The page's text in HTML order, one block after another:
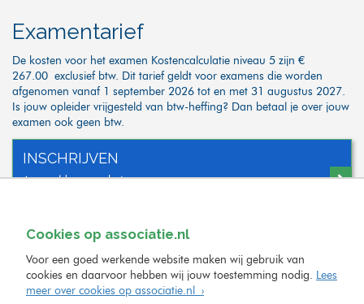
Examentarief
De kosten voor het examen Kostencalculatie niveau 5 zijn €
267.00 exclusief btw. Dit tarief geldt voor examens die worden
afgenomen vanaf 1 september 2026 tot en met 31 augustus 2027.
Is jouw opleider vrijgesteld van btw-heffing? Dan betaal je over jouw
examen ook geen btw.
INSCHRIJVEN
Aanmelden voor het examen
Cookies op associatie.nl
Voor een goed werkende website maken wij gebruik van
cookies en daarvoor hebben wij jouw toestemming nodig. Lees
meer over cookies op associatie.nl ›